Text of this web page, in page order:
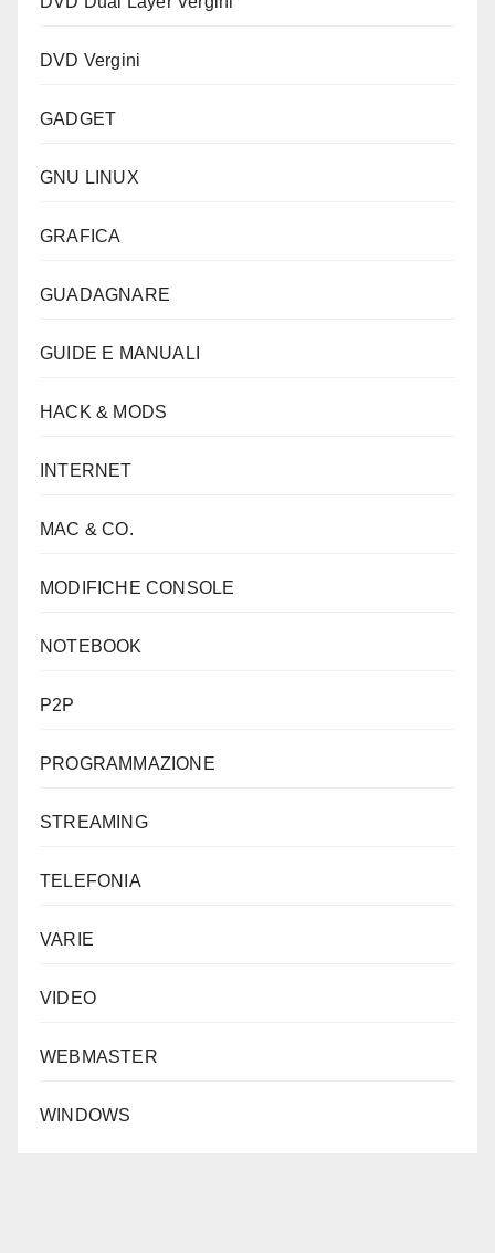
DVD Vergini
GADGET
GNU LINUX
GRAFICA
GUADAGNARE
GUIDE E MANUALI
HACK & MODS
INTERNET
MAC & CO.
MODIFICHE CONSOLE
NOTEBOOK
P2P
PROGRAMMAZIONE
STREAMING
TELEFONIA
VARIE
VIDEO
WEBMASTER
WINDOWS